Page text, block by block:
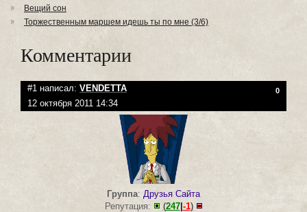
Вещий сон
Торжественным маршем идешь ты по мне (3/6)
Комментарии
#1 написал: VENDETTA 0
12 октября 2011 14:34
Группа: Друзья Сайта
Репутация:
(247| -1)